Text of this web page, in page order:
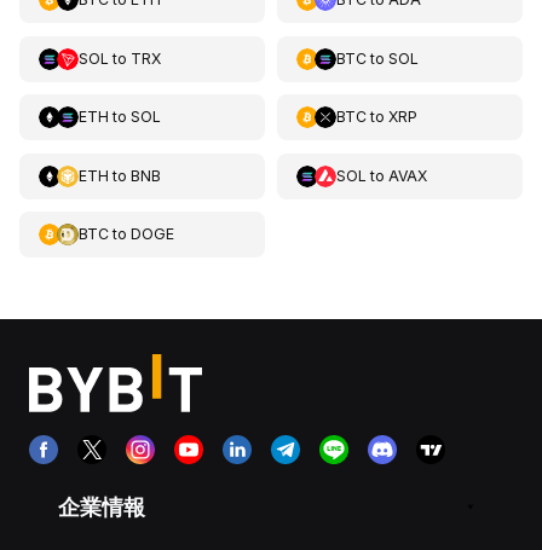
SOL to TRX BTCto SOL
ETH to SOL BTCto XRP
ETH to BNB SOL to AVAX
BTCto DOGE
企業情報